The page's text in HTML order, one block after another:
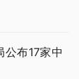
布17家中